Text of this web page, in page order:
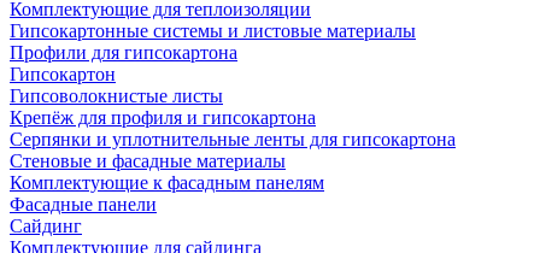
Комплектующие для теплоизоляции
Гипсокартонные системы и листовые материалы
Профили для гипсокартона
Гипсокартон
Гипсоволокнистые листы
Крепёж для профиля и гипсокартона
Серпянки и уплотнительные ленты для гипсокартона
Стеновые и фасадные материалы
Комплектующие к фасадным панелям
Фасадные панели
Сайдинг
Комплектующие для сайдинга